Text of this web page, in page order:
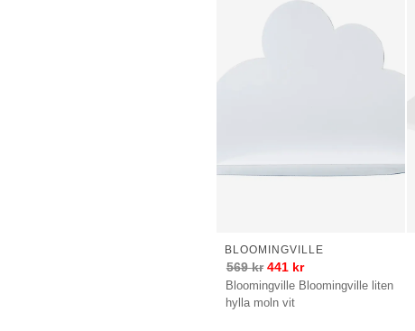
Bloomingville Bloomingville liten
hylla moln vit
BLOOMINGVILLE
569kr 441 kr